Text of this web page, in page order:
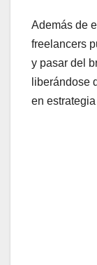
Además de
freelancers
y pasar del
liberándose
en